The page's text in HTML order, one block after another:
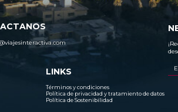
LINKS
Términos y condiciones
Política de privacidad y tratamiento de datos
Política de Sostenibilidad